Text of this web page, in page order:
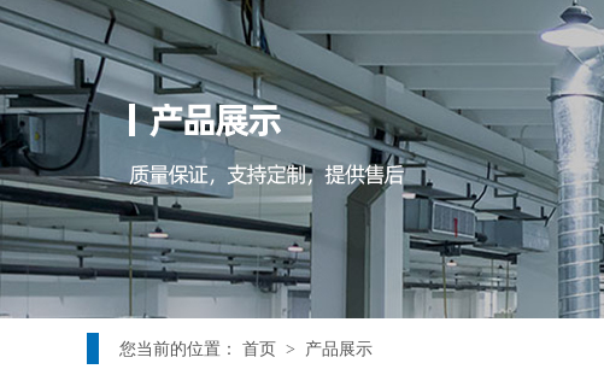
您当前的位置： 首页 > 产品展示